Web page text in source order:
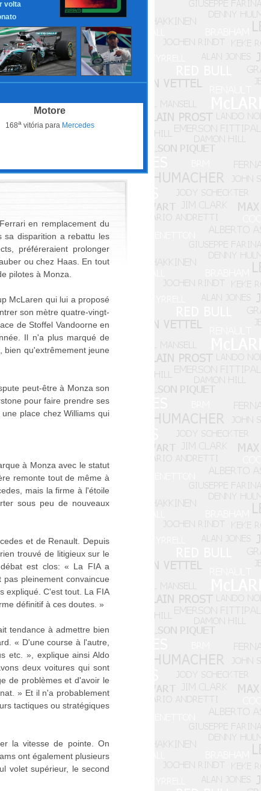
volta
Motore
168avitória para Mercedes
en remplacement du
sa disparition a rebattu les
préféreraient prolonger
ou chez Haas. En tout
pilotes à Monza.
McLaren qui lui a proposé
son mètre quatre-vingt-
de Stoffel Vandoorne en
Il n'a plus marqué de
bien qu'extrêmement jeune
peut-être à Monza son
pour faire prendre ses
place chez Williams qui
à Monza avec le statut
remonte tout de même à
mais la firme à l'étoile
sous peu de nouveaux
et de Renault. Depuis
trouvé de litigieux sur le
est clos: « La FIA a
pleinement convaincue
expliqué. C'est tout. La FIA
définitif à ces doutes. »
tendance à admettre bien
« D'une course à l'autre,
etc. », explique ainsi Aldo
deux voitures qui sont
de problèmes et d'avoir le
» Et il n'a probablement
tactiques ou stratégiques
la vitesse de pointe. On
ont également plusieurs
volet supérieur, le second